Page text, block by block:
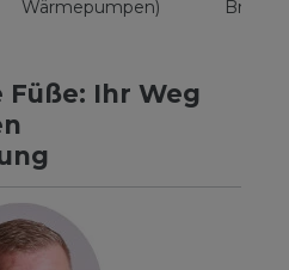
Wärmepumpen)
Ihr Weg